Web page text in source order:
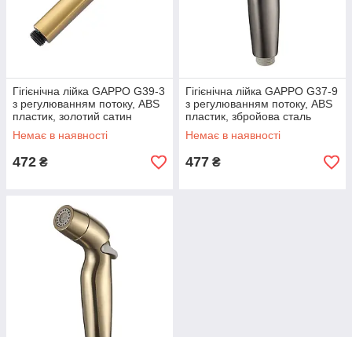
Гігієнічна лійка GAPPO G39-3
з регулюванням потоку, ABS
пластик, золотий сатин
Немає в наявності
472 ₴
Гігієнічна лійка GAPPO G37-9
з регулюванням потоку, ABS
пластик, збройова сталь
Немає в наявності
477 ₴